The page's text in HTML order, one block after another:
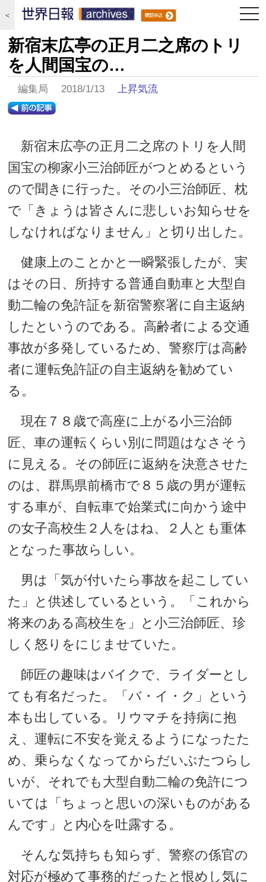
＜
新宿末広亭の正月二之席のトリ
を人間国宝の…
編集局 2018/1/13上昇気流
新宿末広亭の正月二之席のトリを人間
国宝の柳家小三治師匠がつとめるという
ので聞きに行った。その小三治師匠、枕
で「きょうは皆さんに悲しいお知らせを
しなければなりません」と切り出した。
健康上のことかと一瞬緊張したが、実
はその日、所持する普通自動車と大型自
動二輪の免許証を新宿警察署に自主返納
したというのである。高齢者による交通
事故が多発しているため、警察庁は高齢
者に運転免許証の自主返納を勧めてい
る。
現在７８歳で高座に上がる小三治師
匠、車の運転くらい別に問題はなさそう
に見える。その師匠に返納を決意させた
のは、群馬県前橋市で８５歳の男が運転
する車が、自転車で始業式に向かう途中
の女子高校生２人をはね、２人とも重体
となった事故らしい。
男は「気が付いたら事故を起こしてい
た」と供述しているという。「これから
将来のある高校生を」と小三治師匠、珍
しく怒りをにじませていた。
師匠の趣味はバイクで、ライダーとし
ても有名だった。「バ・イ・ク」という
本も出している。リウマチを持病に抱
え、運転に不安を覚えるようになったた
め、乗らなくなってからだいぶたつらし
いが、それでも大型自動二輪の免許につ
いては「ちょっと思いの深いものがある
んです」と内心を吐露する。
そんな気持ちも知らず、警察の係官の
対応が極めて事務的だったと恨めし気に